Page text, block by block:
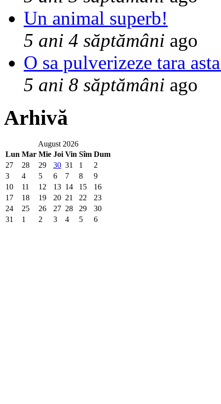
Un animal superb!
5 ani 4 săptămâni ago
O sa pulverizeze tara
5 ani 8 săptămâni ago
Arhivă
August 2026
Lun Mar Mie Joi Vin Sîm Dum
27
28 29 30 31 1
2
3
4 5 6 7 8
9
10
11 12 13 14 15
16
17
18 19 20 21 22
23
24
25 26 27 28 29
30
31
1 2 3 4 5 6